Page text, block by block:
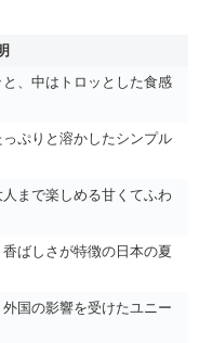
、中はトロッとした食感
ぷりと溶かしたシンプル
まで楽しめる甘くてふわ
ばしさが特徴の日本の夏
国の影響を受けたユニー